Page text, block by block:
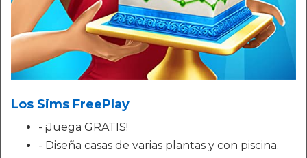
Los Sims FreePlay
- ¡Juega GRATIS!
- Diseña casas de varias plantas y con piscina.